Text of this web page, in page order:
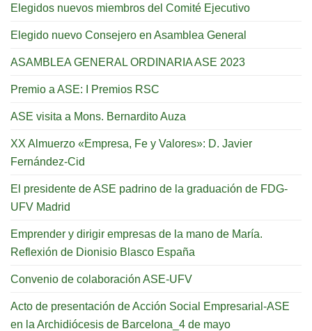
Elegidos nuevos miembros del Comité Ejecutivo
Elegido nuevo Consejero en Asamblea General
ASAMBLEA GENERAL ORDINARIA ASE 2023
Premio a ASE: I Premios RSC
ASE visita a Mons. Bernardito Auza
XX Almuerzo «Empresa, Fe y Valores»: D. Javier
Fernández-Cid
El presidente de ASE padrino de la graduación de FDG-
UFV Madrid
Emprender y dirigir empresas de la mano de María.
Reflexión de Dionisio Blasco España
Convenio de colaboración ASE-UFV
Acto de presentación de Acción Social Empresarial-ASE
en la Archidiócesis de Barcelona_4 de mayo